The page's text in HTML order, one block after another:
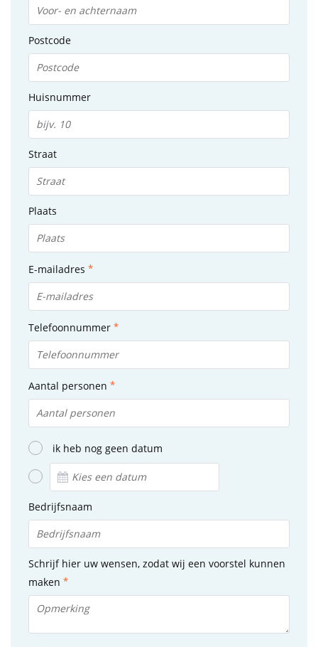
Postcode
Huisnummer
Straat
Plaats
E-mailadres
Telefoonnummer
Aantal personen
ik heb nog geen datum
Bedrijfsnaam
Schrijf hier uw wensen, zodat wij een voorstel kunnen
maken